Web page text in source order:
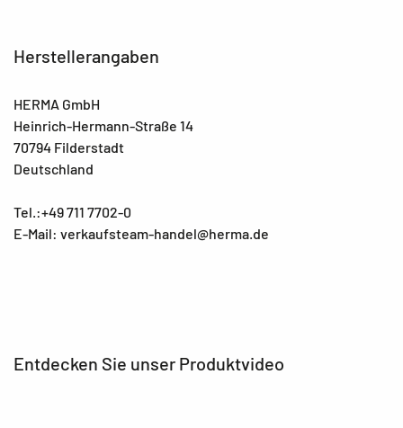
Herstellerangaben
HERMA GmbH
Heinrich-Hermann-Straße 14
70794 Filderstadt
Deutschland
Tel.:+49 711 7702-0
E-Mail: verkaufsteam-handel@herma.de
Entdecken Sie unser Produktvideo